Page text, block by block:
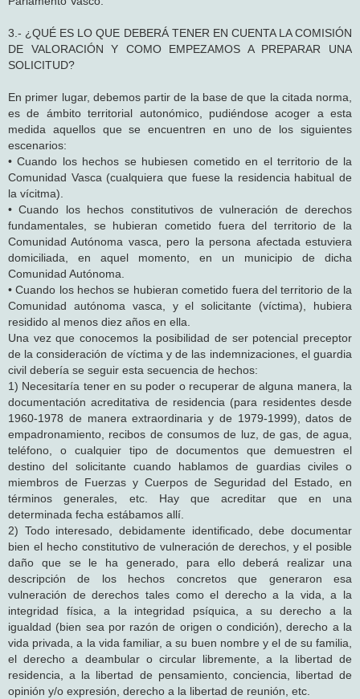
3.- ¿QUÉ ES LO QUE DEBERÁ TENER EN CUENTA LA COMISIÓN
DE VALORACIÓN Y COMO EMPEZAMOS A PREPARAR UNA
SOLICITUD?
En primer lugar, debemos partir de la base de que la citada norma,
es de ámbito territorial autonómico, pudiéndose acoger a esta
medida aquellos que se encuentren en uno de los siguientes
escenarios:
• Cuando los hechos se hubiesen cometido en el territorio de la
Comunidad Vasca (cualquiera que fuese la residencia habitual de
la vícitma).
• Cuando los hechos constitutivos de vulneración de derechos
fundamentales, se hubieran cometido fuera del territorio de la
Comunidad Autónoma vasca, pero la persona afectada estuviera
domiciliada, en aquel momento, en un municipio de dicha
Comunidad Autónoma.
• Cuando los hechos se hubieran cometido fuera del territorio de la
Comunidad autónoma vasca, y el solicitante (víctima), hubiera
residido al menos diez años en ella.
Una vez que conocemos la posibilidad de ser potencial preceptor
de la consideración de víctima y de las indemnizaciones, el guardia
civil debería se seguir esta secuencia de hechos:
1) Necesitaría tener en su poder o recuperar de alguna manera, la
documentación acreditativa de residencia (para residentes desde
1960-1978 de manera extraordinaria y de 1979-1999), datos de
empadronamiento, recibos de consumos de luz, de gas, de agua,
teléfono, o cualquier tipo de documentos que demuestren el
destino del solicitante cuando hablamos de guardias civiles o
miembros de Fuerzas y Cuerpos de Seguridad del Estado, en
términos generales, etc. Hay que acreditar que en una
determinada fecha estábamos allí.
2) Todo interesado, debidamente identificado, debe documentar
bien el hecho constitutivo de vulneración de derechos, y el posible
daño que se le ha generado, para ello deberá realizar una
descripción de los hechos concretos que generaron esa
vulneración de derechos tales como el derecho a la vida, a la
integridad física, a la integridad psíquica, a su derecho a la
igualdad (bien sea por razón de origen o condición), derecho a la
vida privada, a la vida familiar, a su buen nombre y el de su familia,
el derecho a deambular o circular libremente, a la libertad de
residencia, a la libertad de pensamiento, conciencia, libertad de
opinión y/o expresión, derecho a la libertad de reunión, etc.